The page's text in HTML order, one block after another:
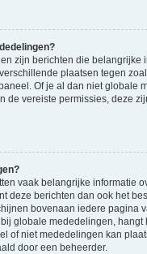
zijn berichten die belangrijke
plaatsen tegen
Of je al dan niet globale
de vereiste permissies, deze
vaak belangrijke informatie
deze berichten dan ook het
bovenaan iedere pagina
globale mededelingen, hangt
of niet mededelingen kan
door een beheerder.